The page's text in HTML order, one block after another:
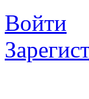
Войти